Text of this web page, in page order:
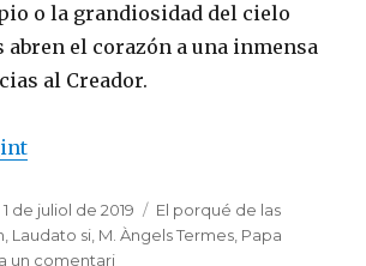
o la grandiosidad del cielo
abren el corazón a una inmensa
al Creador.
«Naturaleza y Dios»
Publicat
el
1 de juliol de 2019 Categories
El porqué de las
, Laudato si, M. Àngels Termes, Papa
un comentaria